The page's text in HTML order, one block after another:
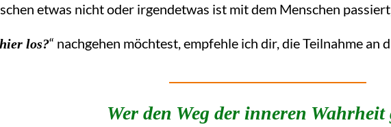
etwas nicht oder irgendetwas ist mit dem Menschen
los?“ nachgehen möchtest, empfehle ich dir, die Teilnahme an
Wer den Weg der inneren Wahrheit